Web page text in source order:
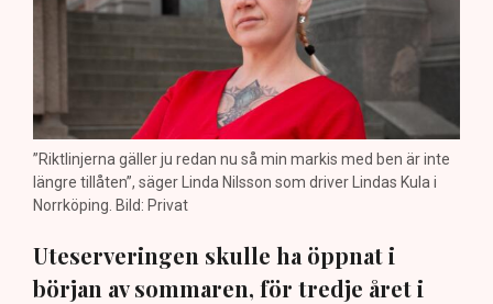
”Riktlinjerna gäller ju redan nu så min markis med ben är inte
längre tillåten”, säger Linda Nilsson som driver Lindas Kula i
Norrköping. Bild: Privat
Uteserveringen skulle ha öppnat i
början av sommaren, för tredje året i